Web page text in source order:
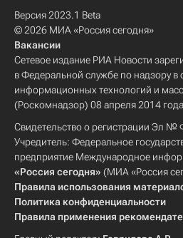
Версия 2023.1 Beta
© 2026 МИА «Россия сегодня»
Вакансии
Сетевое издание РИА Новости
в Федеральной службе по надзору в
информационных технологий и
(Роскомнадзор) 08 апреля 2014
Свидетельство о регистрации Эл
Учредитель: Федеральное
предприятие Международное
«Россия сегодня» (МИА «Россия
Правила использования
Политика конфиденциальности
Правила применения